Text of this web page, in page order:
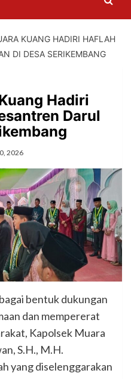
KUANG HADIRI HAFLAH
DI DESA SERIKEMBANG
Hadiri
Darul
2026
bentuk dukungan
dan mempererat
Kapolsek Muara
S.H., M.H.
yang diselenggarakan